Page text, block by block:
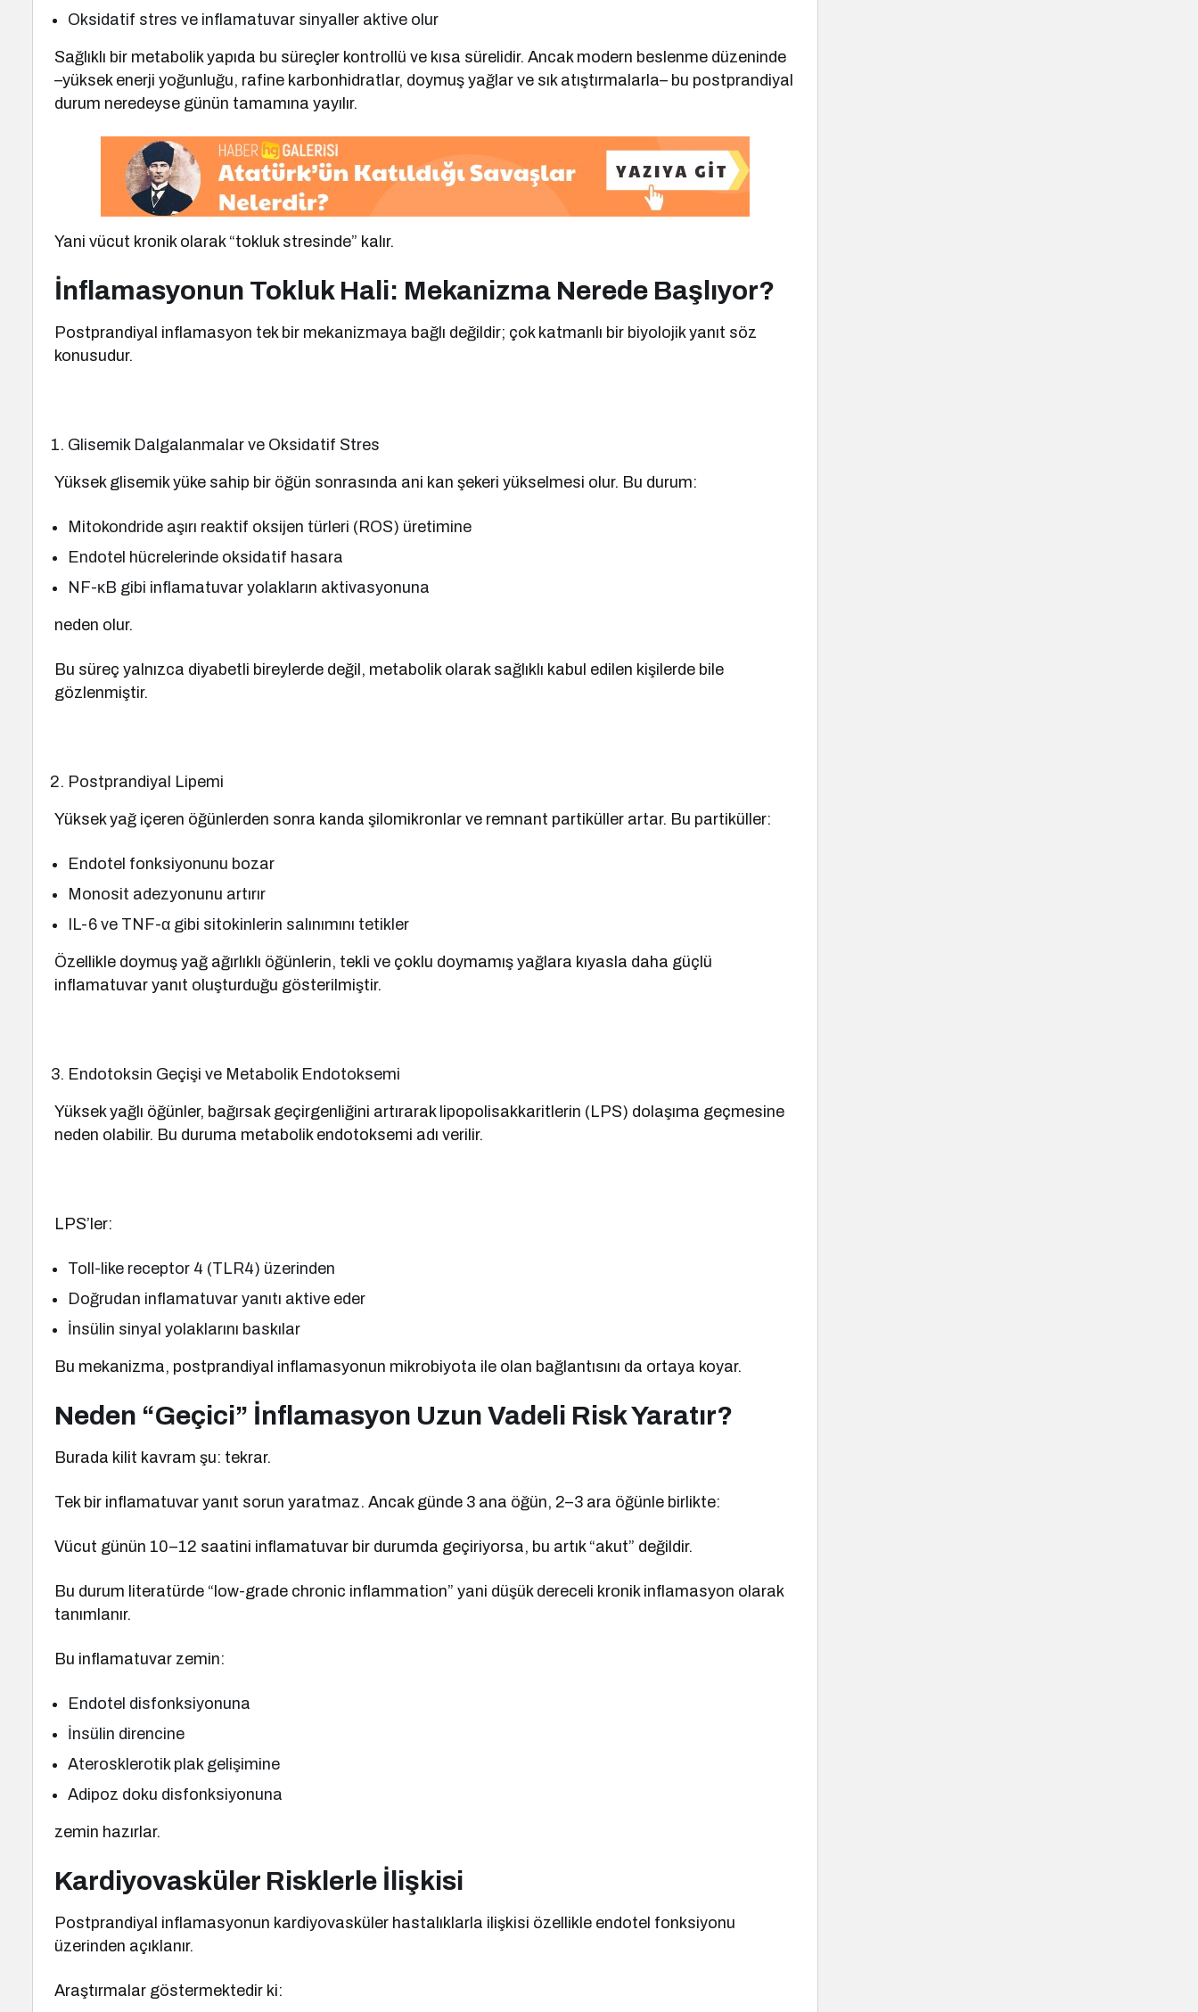
Oksidatif stres ve inflamatuvar sinyaller aktive olur
Sağlıklı bir metabolik yapıda bu süreçler kontrollü ve kısa sürelidir. Ancak modern beslenme düzeninde
–yüksek enerji yoğunluğu, rafine karbonhidratlar, doymuş yağlar ve sık atıştırmalarla– bu postprandiyal
durum neredeyse günün tamamına yayılır.
Yani vücut kronik olarak “tokluk stresinde” kalır.
İnflamasyonun Tokluk Hali: Mekanizma Nerede Başlıyor?
Postprandiyal inflamasyon tek bir mekanizmaya bağlı değildir; çok katmanlı bir biyolojik yanıt söz
konusudur.
Glisemik Dalgalanmalar ve Oksidatif Stres
Yüksek glisemik yüke sahip bir öğün sonrasında ani kan şekeri yükselmesi olur. Bu durum:
Mitokondride aşırı reaktif oksijen türleri (ROS) üretimine
Endotel hücrelerinde oksidatif hasara
NF-κB gibi inflamatuvar yolakların aktivasyonuna
neden olur.
Bu süreç yalnızca diyabetli bireylerde değil, metabolik olarak sağlıklı kabul edilen kişilerde bile
gözlenmiştir.
Postprandiyal Lipemi
Yüksek yağ içeren öğünlerden sonra kanda şilomikronlar ve remnant partiküller artar. Bu partiküller:
Endotel fonksiyonunu bozar
Monosit adezyonunu artırır
IL-6 ve TNF-α gibi sitokinlerin salınımını tetikler
Özellikle doymuş yağ ağırlıklı öğünlerin, tekli ve çoklu doymamış yağlara kıyasla daha güçlü
inflamatuvar yanıt oluşturduğu gösterilmiştir.
Endotoksin Geçişi ve Metabolik Endotoksemi
Yüksek yağlı öğünler, bağırsak geçirgenliğini artırarak lipopolisakkaritlerin (LPS) dolaşıma geçmesine
neden olabilir. Bu duruma metabolik endotoksemi adı verilir.
LPS’ler:
Toll-like receptor 4 (TLR4) üzerinden
Doğrudan inflamatuvar yanıtı aktive eder
İnsülin sinyal yolaklarını baskılar
Bu mekanizma, postprandiyal inflamasyonun mikrobiyota ile olan bağlantısını da ortaya koyar.
Neden “Geçici” İnflamasyon Uzun Vadeli Risk Yaratır?
Burada kilit kavram şu: tekrar.
Tek bir inflamatuvar yanıt sorun yaratmaz. Ancak günde 3 ana öğün, 2–3 ara öğünle birlikte:
Vücut günün 10–12 saatini inflamatuvar bir durumda geçiriyorsa, bu artık “akut” değildir.
Bu durum literatürde “low-grade chronic inflammation” yani düşük dereceli kronik inflamasyon olarak
tanımlanır.
Bu inflamatuvar zemin:
Endotel disfonksiyonuna
İnsülin direncine
Aterosklerotik plak gelişimine
Adipoz doku disfonksiyonuna
zemin hazırlar.
Kardiyovasküler Risklerle İlişkisi
Postprandiyal inflamasyonun kardiyovasküler hastalıklarla ilişkisi özellikle endotel fonksiyonu
üzerinden açıklanır.
Araştırmalar göstermektedir ki: